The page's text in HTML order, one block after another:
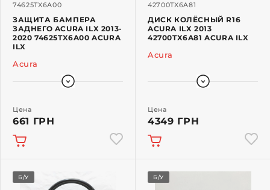
74625TX6A00
ЗАЩИТА БАМПЕРА
ЗАДНЕГО ACURA ILX 2013-
2020 74625TX6A00 ACURA
ILX
Acura
Цена
661 ГРН
42700TX6A81
ДИСК КОЛЁСНЫЙ R16
ACURA ILX 2013
42700TX6A81 ACURA ILX
Acura
Цена
4349 ГРН
Б/У Б/У